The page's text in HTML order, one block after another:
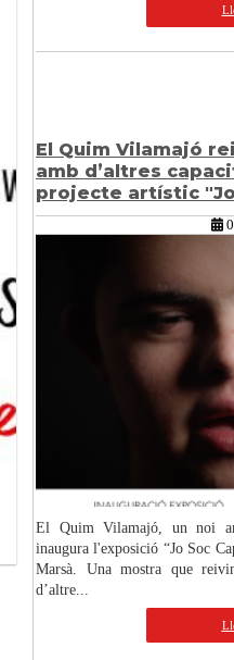
El Quim Vilamajó
amb d’altres
projecte artístic "Jo
El Quim Vilamajó, un noi
inaugura l'exposició “Jo Soc
Marsà. Una mostra que
d’altre...